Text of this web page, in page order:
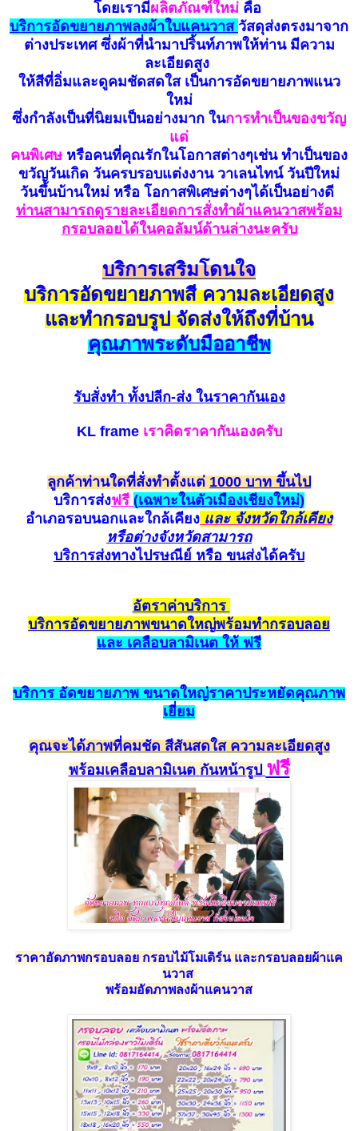
โดยเรามีผลิตภัณฑ์ใหม่คือ
บริการอัดขยายภาพลงผ้าใบแคนวาส วัสดุส่งตรงมาจาก
ต่างประเทศ ซึ่งผ้าที่นำมาปริ้นท์ภาพให้ท่าน มีความ
ละเอียดสูง
ให้สีที่อิ่มและดูคมชัดสดใส เป็นการอัดขยายภาพแนว
ใหม่
ซึ่งกำลังเป็นที่นิยมเป็นอย่างมาก ในการทำเป็นของขวัญ
แด่
คนพิเศษ หรือคนที่คุณรักในโอกาสต่างๆเช่น ทำเป็นของ
ขวัญวันเกิด วันครบรอบแต่งงาน วาเลนไทน์ วันปีใหม่
วันขึ้นบ้านใหม่ หรือ โอกาสพิเศษต่างๆได้เป็นอย่างดี
ท่านสามารถดูรายละเอียดการสั่งทำผ้าแคนวาสพร้อม
กรอบลอยได้ในคอลัมน์ด้านล่างนะครับ
บริการเสริมโดนใจ
บริการอัดขยายภาพสี ความละเอียดสูง
และทำกรอบรูป จัดส่งให้ถึงที่บ้าน
คุณภาพระดับมืออาชีพ
รับสั่งทำ ทั้งปลีก-ส่ง ในราคากันเอง
KL frame เราคิดราคากันเองครับ
ลูกค้าท่านใดที่สั่งทำตั้งแต่ 1000 บาท ขึ้นไป
บริการส่งฟรี (เฉพาะในตัวเมืองเชียงใหม่)
อำเภอรอบนอกและใกล้เคียง และ จังหวัดใกล้เคียง
หรือต่างจังหวัดสามารถ
บริการส่งทางไปรษณีย์ หรือ ขนส่งได้ครับ
อัตราค่าบริการ
บริการอัดขยายภาพขนาดใหญ่พร้อมทำกรอบลอย
และ เคลือบลามิเนต ให้ ฟรี
บริการ อัดขยายภาพ ขนาดใหญ่ราคาประหยัดคุณภาพ
เยี่ยม
คุณจะได้ภาพที่คมชัด สีสันสดใส ความละเอียดสูง
พร้อมเคลือบลามิเนต กันหน้ารูป ฟรี
ราคาอัดภาพกรอบลอย กรอบไม้โมเดิร์น และกรอบลอยผ้าแค
นวาส
พร้อมอัดภาพลงผ้าแคนวาส